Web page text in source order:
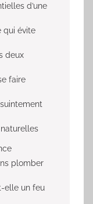
d’une
qui évite
deux
faire
plomber
elle un feu